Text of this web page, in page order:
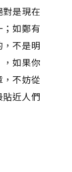
是現在
如鄭有
不是明
如果你
不妨從
近人們